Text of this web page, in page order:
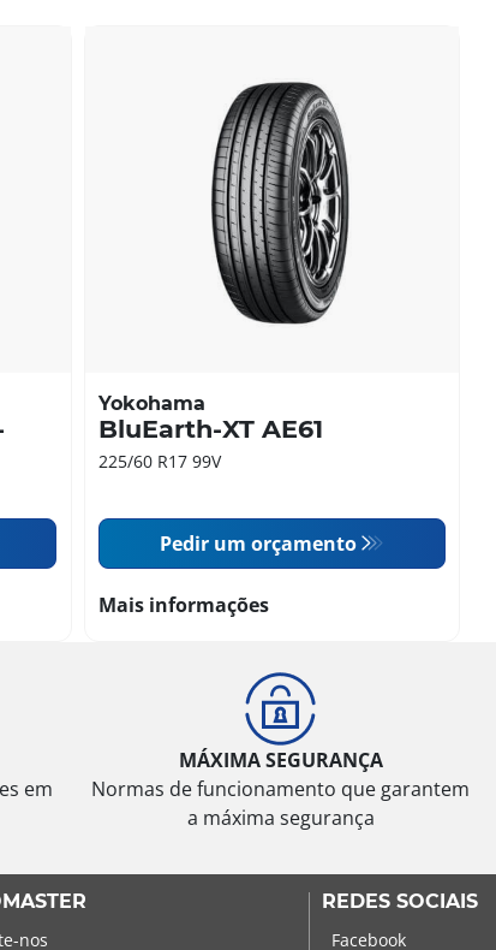
Yokohama
BluEarth-XT AE61
225/60 R17 99V
Pedir um orçamento
Mais informações
em
MÁXIMA SEGURANÇA
Normas de funcionamento que garantem
a máxima segurança
nos
REDES SOCIAIS
Facebook